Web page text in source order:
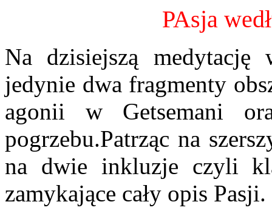
PAsja
Na dzisiejszą
jedynie dwa fragmenty
agonii w Getsemani
pogrzebu.Patrząc na
na dwie inkluzje czyli
zamykające cały opis Pasji.